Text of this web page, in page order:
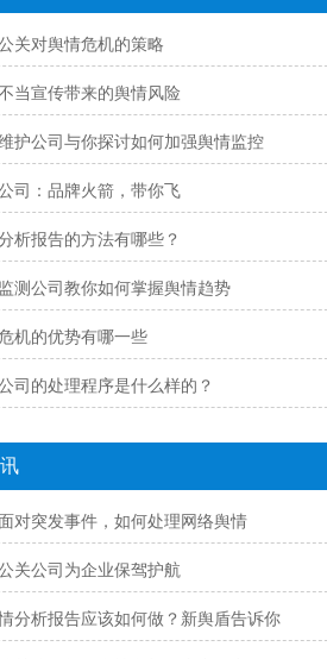
关对舆情危机的策略
当宣传带来的舆情风险
护公司与你探讨如何加强舆情监控
司：品牌火箭，带你飞
析报告的方法有哪些？
测公司教你如何掌握舆情趋势
机的优势有哪一些
司的处理程序是什么样的？
对突发事件，如何处理网络舆情
关公司为企业保驾护航
分析报告应该如何做？新舆盾告诉你